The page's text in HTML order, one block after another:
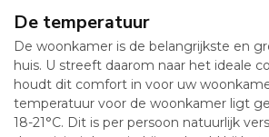
De temperatuur
De woonkamer is de belangrijkste en
huis. U streeft daarom naar het ideale
houdt dit comfort in voor uw
temperatuur voor de woonkamer ligt
18-21°C. Dit is per persoon natuurlijk